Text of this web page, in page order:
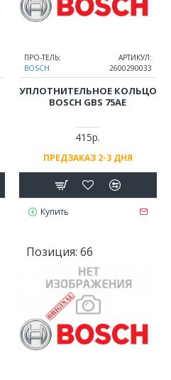
ПРО-ТЕЛЬ:
BOSCH
АРТИКУЛ:
2600290033
УПЛОТНИТЕЛЬНОЕ КОЛЬЦО
BOSCH GBS 75AE
415р.
ПРЕДЗАКАЗ 2-3 ДНЯ
Купить
Позиция: 66